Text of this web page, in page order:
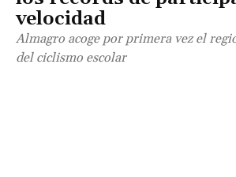
velocidad
Almagro acoge por primera vez el
del ciclismo escolar